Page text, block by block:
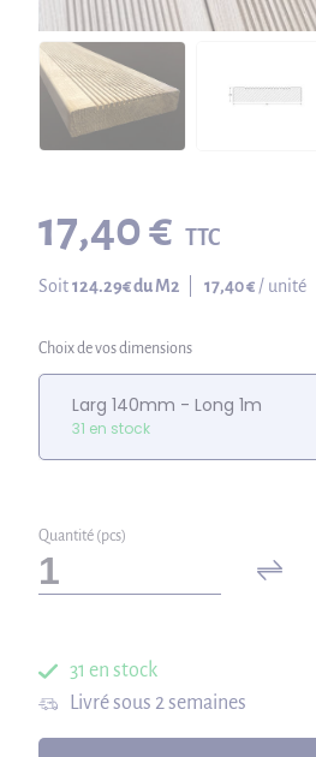
17,40 € TTC
Soit124.29€ du M2 17,40 € / unité
Choix de vos dimensions
Larg 140mm - Long 1m
31 en stock
Quantité (pcs)
31 en stock
Livré sous 2 semaines